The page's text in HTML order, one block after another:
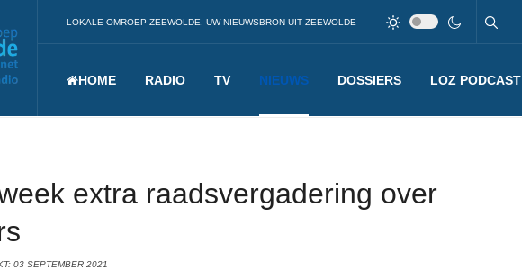
LOKALE OMROEP ZEEWOLDE, UW NIEUWSBRON UIT ZEEWOLDE
HOME RADIO TV NIEUWS DOSSIERS LOZ PODCAST
extra raadsvergadering over
03 SEPTEMBER 2021